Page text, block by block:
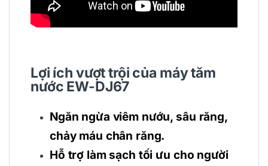
Lợi ích vượt trội của máy tăm
nước EW-DJ67
Ngăn ngừa viêm nướu, sâu răng,
chảy máu chân răng.
Hỗ trợ làm sạch tối ưu cho người